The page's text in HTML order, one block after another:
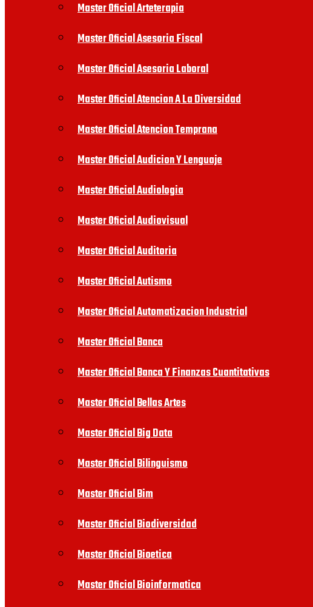
Master Oficial Arteterapia
Master Oficial Asesoria Fiscal
Master Oficial Asesoria Laboral
Master Oficial Atencion A La Diversidad
Master Oficial Atencion Temprana
Master Oficial Audicion Y Lenguaje
Master Oficial Audiologia
Master Oficial Audiovisual
Master Oficial Auditoria
Master Oficial Autismo
Master Oficial Automatizacion Industrial
Master Oficial Banca
Master Oficial Banca Y Finanzas Cuantitativas
Master Oficial Bellas Artes
Master Oficial Big Data
Master Oficial Bilinguismo
Master Oficial Bim
Master Oficial Biodiversidad
Master Oficial Bioetica
Master Oficial Bioinformatica